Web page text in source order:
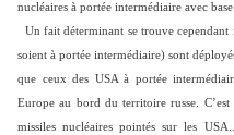
nucléaires à portée intermédiaire avec base
Un fait déterminant se trouve cependant
soient à portée intermédiaire) sont
que ceux des USA à portée
Europe au bord du territoire russe.
missiles nucléaires pointés sur les